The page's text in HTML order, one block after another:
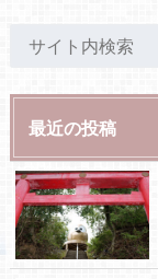
最近の投稿